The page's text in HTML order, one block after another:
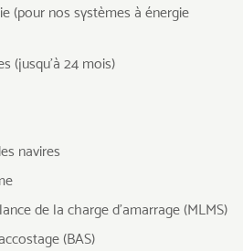
(pour nos systèmes à énergie
(jusqu’à 24 mois)
navires
de la charge d’amarrage (MLMS)
(BAS)